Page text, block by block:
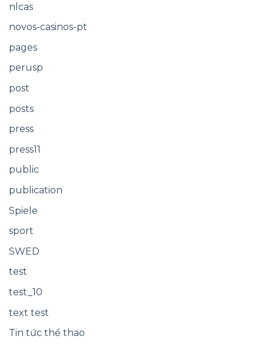
nlcas
novos-casinos-pt
pages
perusp
post
posts
press
press11
public
publication
Spiele
sport
SWED
test
test_10
text test
Tin tức thể thao